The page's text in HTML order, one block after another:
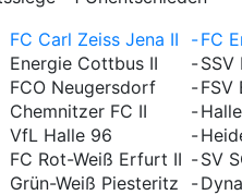
FC Carl Zeiss Jena II -FC
Energie Cottbus II -
FCO Neugersdorf -FSV
Chemnitzer FC II -
VfL Halle 96 -
FC Rot-Weiß Erfurt II -SV
Grün-Weiß Piesteritz -